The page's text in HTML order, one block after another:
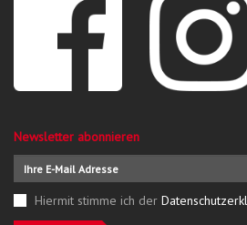
Newsletter abonnieren
Hiermit stimme ich der